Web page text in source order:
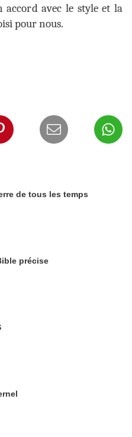
avec le style et la
pour nous.
de tous les temps
précise